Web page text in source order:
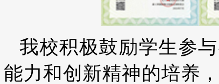
我校积极鼓励学生参
能力和创新精神的培养